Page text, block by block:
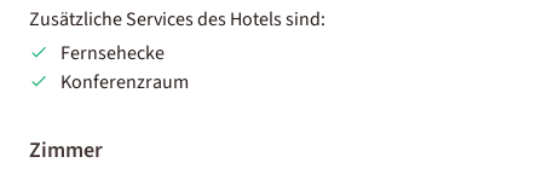
Zusätzliche Services des Hotels sind:
Fernsehecke
Konferenzraum
Zimmer